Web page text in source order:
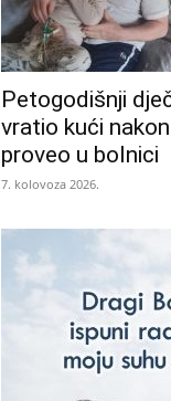
Petogodišnji
vratio kući
proveo u bolnici
7. kolovoza 2026.